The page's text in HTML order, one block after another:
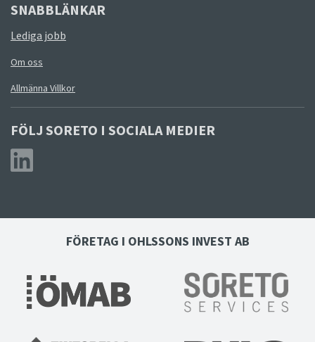
SNABBLÄNKAR
Lediga jobb
Om oss
Allmänna Villkor
FÖLJ SORETO I SOCIALA MEDIER
FÖRETAG I OHLSSONS INVEST AB